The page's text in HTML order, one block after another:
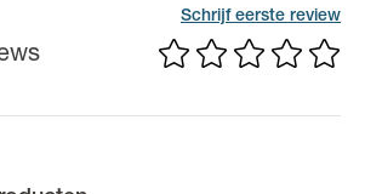
van 3 weken na aankoopdatum toch een
zijn, dan zal er geïnformeerd worden bij de
is aan een productiefout. Draagsporen
Schrijf eerste review